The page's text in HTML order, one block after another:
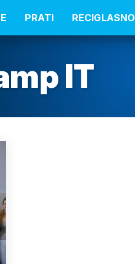
PRATI RECIGLASNO
IT